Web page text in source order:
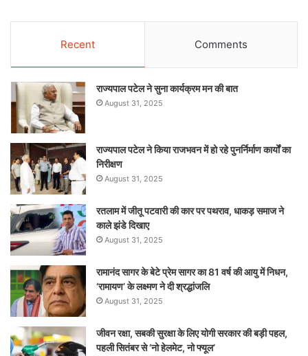
Recent Comments
राज्यपाल पटेल ने सुना कार्यक्रम मन की बात
August 31, 2025
राज्यपाल पटेल ने किया राजभवन में हो रहे पुनर्निर्माण कार्यों का
निरीक्षण
August 31, 2025
रतलाम में जीतू पटवारी की कार पर पथराव, धाकड़ समाज ने
काले झंडे दिखाए
August 31, 2025
रामानंद सागर के बेटे प्रेम सागर का 81 वर्ष की आयु में निधन,
‘रामायण’ के लक्ष्मण ने दी श्रद्धांजलि
August 31, 2025
जीवन रक्षा, सबकी सुरक्षा के लिए योगी सरकार की बड़ी पहल,
पहली सितंबर से ‘नो हेलमेट, नो फ्यूल’